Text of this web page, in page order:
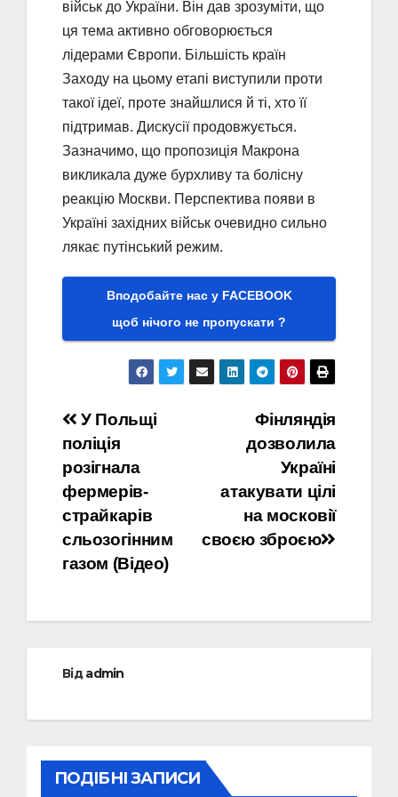
військ до України. Він дав зрозуміти, що
ця тема активно обговорюється
лідерами Європи. Більшість країн
Заходу на цьому етапі виступили проти
такої ідеї, проте знайшлися й ті, хто її
підтримав. Дискусії продовжується.
Зазначимо, що пропозиція Макрона
викликала дуже бурхливу та болісну
реакцію Москви. Перспектива появи в
Україні західних військ очевидно сильно
лякає путінський режим.
Вподобайте нас у FACEBOOK
щоб нічого не пропускати ?
Навігація
записів
Фінляндія
дозволила
Україні
атакувати цілі
на московії
своєю зброєю
У Польщі
поліція
розігнала
фермерів-
стрaйкарів
сльoзогінним
гaзом (Відео)
Відadmin
ПОДІБНІ ЗАПИСИ